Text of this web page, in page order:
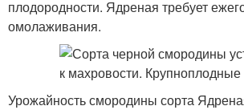
плодородности. Ядреная требует
омолаживания.
Урожайность смородины сорта